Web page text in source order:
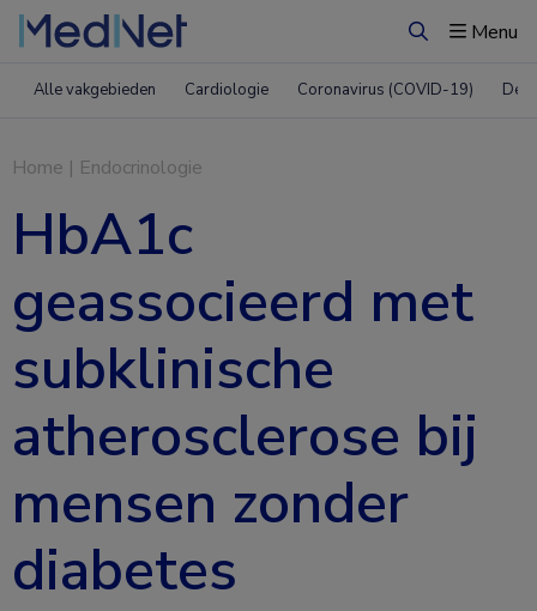
ZoekenMenu
Alle vakgebieden Cardiologie Coronavirus (COVID-19)
Home | Endocrinologie
HbA1c
geassocieerd met
subklinische
atherosclerose bij
mensen zonder
diabetes